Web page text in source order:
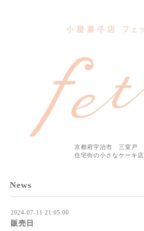
京都府宇治市 三室戸
住宅街の小さなケーキ店
News
2024-07-11 21:05:00
販売日